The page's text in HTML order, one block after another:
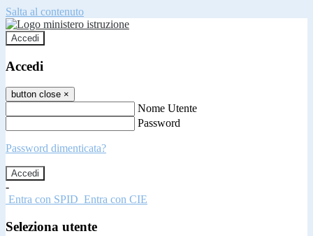
Salta al contenuto
Accedi
Accedi
button close ×
Nome Utente
Password
Password dimenticata?
-
Entra con SPID Entra con CIE
Seleziona utente